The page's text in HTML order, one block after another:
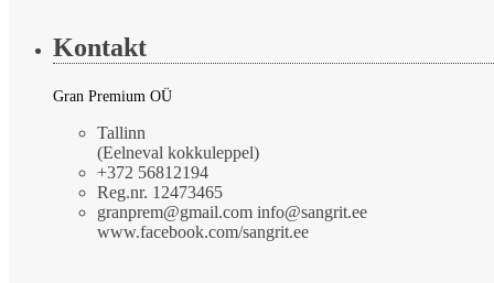
Kontakt
Gran Premium OÜ
Tallinn
(Eelneval kokkuleppel)
+372 56812194
Reg.nr. 12473465
granprem@gmail.com info@sangrit.ee
www.facebook.com/sangrit.ee